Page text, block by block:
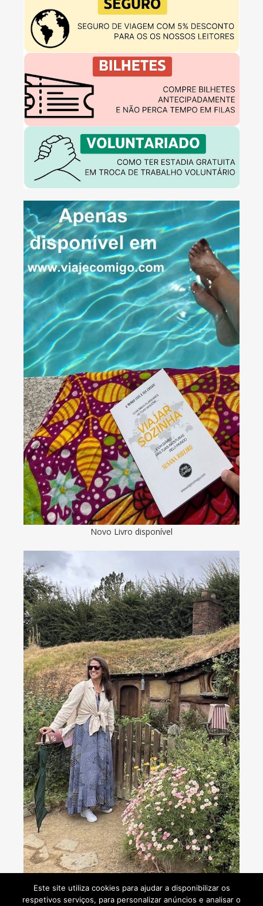
Novo Livro disponível
Consultoria de viagens - Agente de Viagens
Este site utiliza cookies para ajudar a disponibilizar os
respetivos serviços, para personalizar anúncios e analisar o